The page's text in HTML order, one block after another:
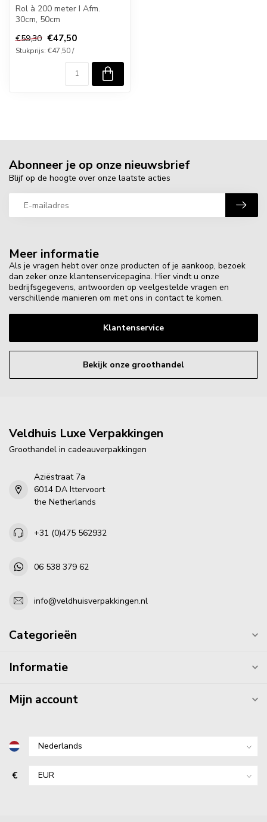
Rol à 200 meter I Afm.
30cm, 50cm
€59,30 €47,50
Stukprijs: €47,50 /
Meer informatie
Als je vragen hebt over onze producten of je aankoop, bezoek
dan zeker onze klantenservicepagina. Hier vindt u onze
bedrijfsgegevens, antwoorden op veelgestelde vragen en
verschillende manieren om met ons in contact te komen.
Klantenservice
Bekijk onze groothandel
Abonneer je op onze nieuwsbrief
Blijf op de hoogte over onze laatste acties
Veldhuis Luxe Verpakkingen
Groothandel in cadeauverpakkingen
Aziëstraat 7a
6014 DA Ittervoort
the Netherlands
+31 (0)475 562932
06 538 379 62
info@veldhuisverpakkingen.nl
Categorieën
Informatie
Mijn account
€